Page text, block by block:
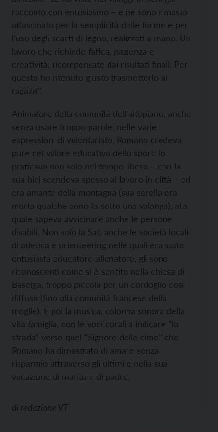
raccontò con entusiasmo – e ne sono rimasto
affascinato per la semplicità delle forme e per
l'uso degli scarti di legno, realizzati a mano. Un
lavoro che richiede fatica, pazienza e
creatività, ricompensate dai risultati finali. Per
questo ho ritenuto giusto trasmetterlo ai
ragazzi”.
Animatore della comunità dell'altopiano, anche
senza usare troppo parole, nelle varie
espressioni di volontariato, Romano credeva
pure nel valore educativo dello sport: lo
praticava non solo nel tempo libero – con la
sua bici scendeva spesso al lavoro in città – ed
era amante della montagna (sua sorella era
morta qualche anno fa sotto una valanga), alla
quale sapeva avvicinare anche le persone
disabili. Non solo la Sat, anche le società locali
di atletica e orienteering nelle quali era stato
entusiasta educatore-allenatore, gli sono
riconoscenti come si è sentito nella chiesa di
Baselga, troppo piccola per un cordoglio così
diffuso (fino alla comunità francese della
moglie). E poi la musica, colonna sonora della
vita famiglia, con le voci corali a indicare “la
strada” verso quel “Signore delle cime” che
Romano ha dimostrato di amare senza
risparmio attraverso gli ultimi e nella sua
vocazione di marito e di padre.
di redazione VT